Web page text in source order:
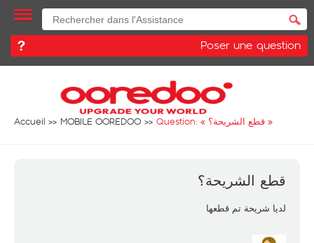
Poser une question
Accueil MOBILE OOREDOO Question: « قطع الشريحة؟ »
قطع الشريحة؟
لديا شريحة تم قطعها